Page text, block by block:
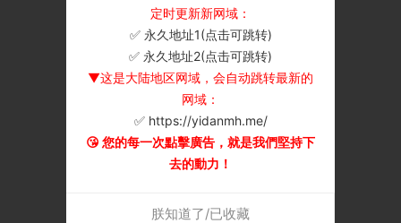
定时更新新网域：
✅ 永久地址1(点击可跳转)
✅ 永久地址2(点击可跳转)
▼这是大陆地区网域，会自动跳转最新的
网域：
✅ https://yidanmh.me/
😘 您的每一次點擊廣告，就是我們堅持下
去的動力！
朕知道了/已收藏